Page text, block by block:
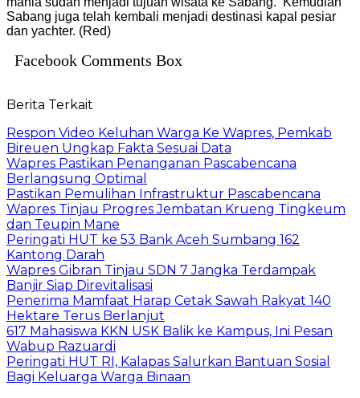
Sabang juga telah kembali menjadi destinasi kapal pesiar
dan yachter. (Red)
Facebook Comments Box
Berita Terkait
Respon Video Keluhan Warga Ke Wapres, Pemkab
Bireuen Ungkap Fakta Sesuai Data
Wapres Pastikan Penanganan Pascabencana
Berlangsung Optimal
Pastikan Pemulihan Infrastruktur Pascabencana
Wapres Tinjau Progres Jembatan Krueng Tingkeum
dan Teupin Mane
Peringati HUT ke 53 Bank Aceh Sumbang 162
Kantong Darah
Wapres Gibran Tinjau SDN 7 Jangka Terdampak
Banjir Siap Direvitalisasi
Penerima Mamfaat Harap Cetak Sawah Rakyat 140
Hektare Terus Berlanjut
617 Mahasiswa KKN USK Balik ke Kampus, Ini Pesan
Wabup Razuardi
Peringati HUT RI, Kalapas Salurkan Bantuan Sosial
Bagi Keluarga Warga Binaan